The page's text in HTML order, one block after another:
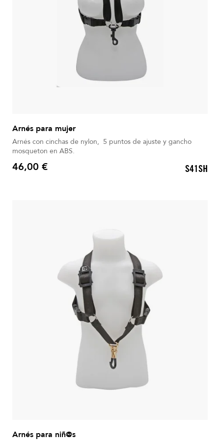
Arnés para mujer
Arnés con cinchas de nylon, 5 puntos de ajuste y gancho
mosqueton en ABS.
Precio
46,00 € S41SH
Arnés para niñ@s